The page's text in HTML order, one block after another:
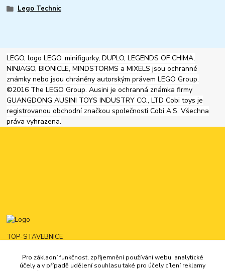
Lego Technic
LEGO, logo LEGO, minifigurky, DUPLO, LEGENDS OF CHIMA,
NINJAGO, BIONICLE, MINDSTORMS a MIXELS jsou ochranné
známky nebo jsou chráněny autorským právem LEGO Group.
©2016 The LEGO Group. Ausini je ochranná známka firmy
GUANGDONG AUSINI TOYS INDUSTRY CO., LTD Cobi toys je
registrovanou obchodní značkou společnosti Cobi A.S. Všechna
práva vyhrazena.
TOP-STAVEBNICE
725444321
Pro základní funkčnost, zpříjemnění používání webu, analytické
účely a v případě udělení souhlasu také pro účely cílení reklamy